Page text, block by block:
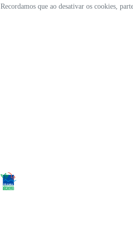
Recordamos que ao desativar os cookies,